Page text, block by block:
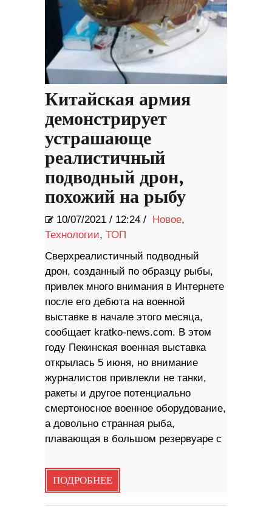
Китайская армия
демонстрирует
устрашающе
реалистичный
подводный дрон,
похожий на рыбу
10/07/2021 / 12:24 / Новое,
Технологии, ТОП
Сверхреалистичный подводный
дрон, созданный по образцу рыбы,
привлек много внимания в Интернете
после его дебюта на военной
выставке в начале этого месяца,
сообщает kratko-news.com. В этом
году Пекинская военная выставка
открылась 5 июня, но внимание
журналистов привлекли не танки,
ракеты и другое потенциально
смертоносное военное оборудование,
а довольно странная рыба,
плавающая в большом резервуаре с
ПОДРОБНЕЕ